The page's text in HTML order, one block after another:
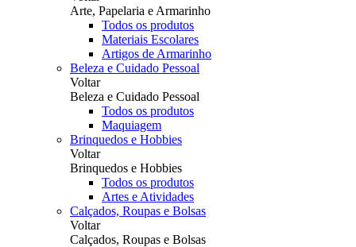
Arte, Papelaria e Armarinho
Todos os produtos
Materiais Escolares
Artigos de Armarinho
Beleza e Cuidado Pessoal
Voltar
Beleza e Cuidado Pessoal
Todos os produtos
Maquiagem
Brinquedos e Hobbies
Voltar
Brinquedos e Hobbies
Todos os produtos
Artes e Atividades
Calçados, Roupas e Bolsas
Voltar
Calçados, Roupas e Bolsas